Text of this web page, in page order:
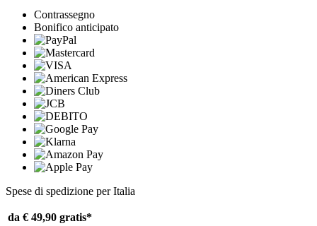
Contrassegno
Bonifico anticipato
Spese di spedizione per Italia
da € 49,90 gratis*